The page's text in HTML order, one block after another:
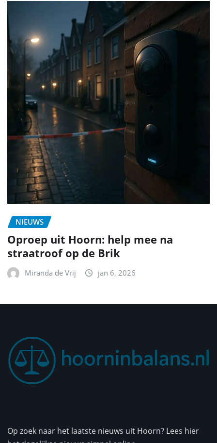
NIEUWS
Oproep uit Hoorn: help mee na
straatroof op de Brik
Miranda de Vrij jan 6, 2026
Op zoek naar het laatste nieuws uit Hoorn? Lees hier